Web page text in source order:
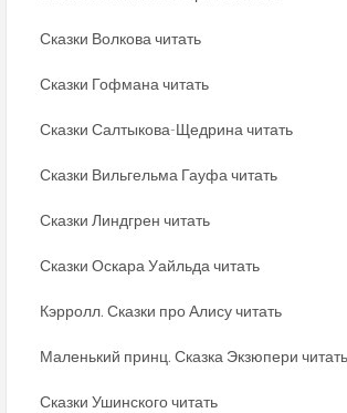
Сказки Волкова читать
Сказки Гофмана читать
Сказки Салтыкова-Щедрина читать
Сказки Вильгельма Гауфа читать
Сказки Линдгрен читать
Сказки Оскара Уайльда читать
Кэрролл. Сказки про Алису читать
Маленький принц. Сказка Экзюпери читать
Сказки Ушинского читать